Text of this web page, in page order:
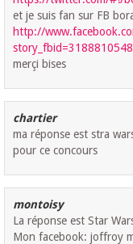
et je suis fan sur FB
http://
merçi bises
chartier
ma réponse est stra
pour ce concours
montoisy
La réponse est Star
Mon facebook: joffroy